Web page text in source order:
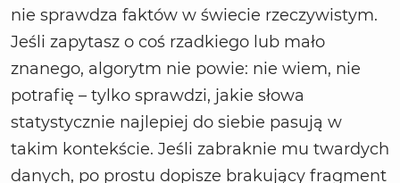
nie sprawdza faktów w świecie rzeczywistym.
Jeśli zapytasz o coś rzadkiego lub mało
znanego, algorytm nie powie: nie wiem, nie
potrafię – tylko sprawdzi, jakie słowa
statystycznie najlepiej do siebie pasują w
takim kontekście. Jeśli zabraknie mu twardych
danych, po prostu dopisze brakujący fragment